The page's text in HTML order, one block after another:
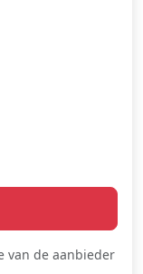
van de aanbieder